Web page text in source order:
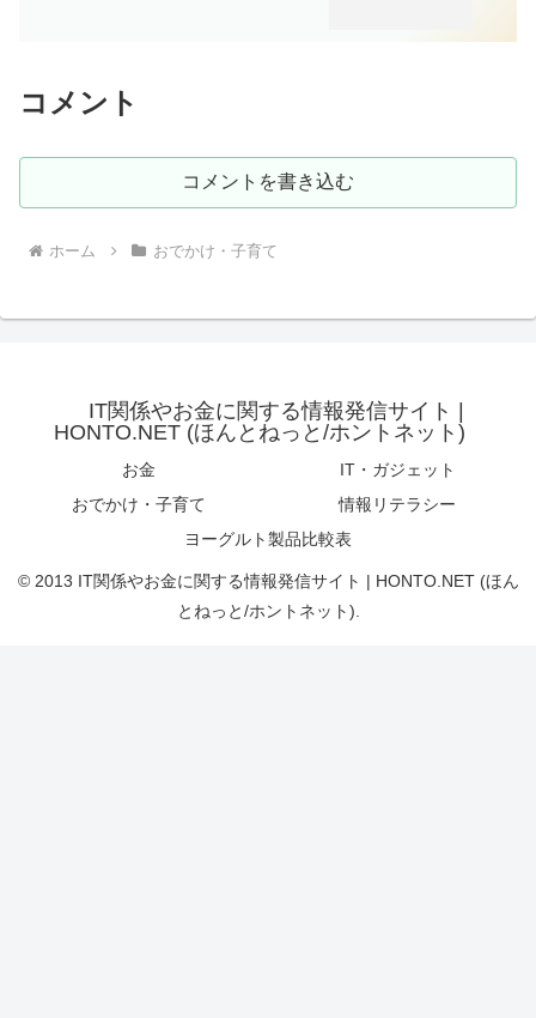
コメント
コメントを書き込む
ホーム おでかけ・子育て
IT関係やお金に関する情報発信サイト |
HONTO.NET (ほんとねっと/ホントネット)
お金
IT・ガジェット
おでかけ・子育て
情報リテラシー
ヨーグルト製品比較表
© 2013 IT関係やお金に関する情報発信サイト | HONTO.NET (ほん
とねっと/ホントネット).